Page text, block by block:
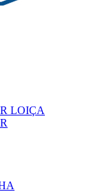
LOIÇA